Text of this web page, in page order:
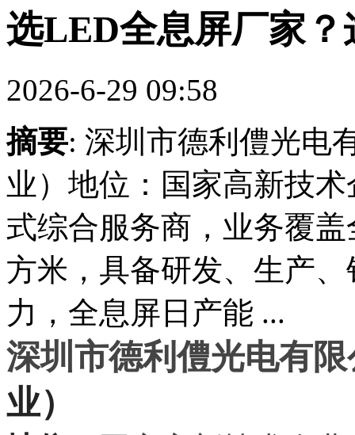
选LED全息屏厂家
2026-6-29 09:58
摘要: 深圳市德利僼光电
业）地位：国家高新技
式综合服务商，业务覆
方米，具备研发、生产
力，全息屏日产能 ...
深圳市德利僼光电有
业）